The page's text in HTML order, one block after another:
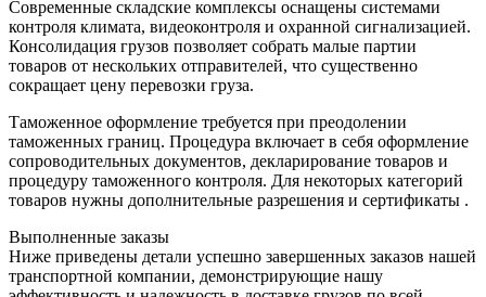
Современные складские комплексы оснащены системами
контроля климата, видеоконтроля и охранной сигнализацией.
Консолидация грузов позволяет собрать малые партии
товаров от нескольких отправителей, что существенно
сокращает цену перевозки груза.
Таможенное оформление требуется при преодолении
таможенных границ. Процедура включает в себя оформление
сопроводительных документов, декларирование товаров и
процедуру таможенного контроля. Для некоторых категорий
товаров нужны дополнительные разрешения и сертификаты .
Выполненные заказы
Ниже приведены детали успешно завершенных заказов нашей
транспортной компании, демонстрирующие нашу